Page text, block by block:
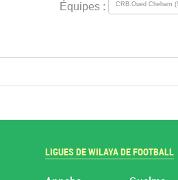
Équipes :
LIGUES DE WILAYA DE FOOTBALL